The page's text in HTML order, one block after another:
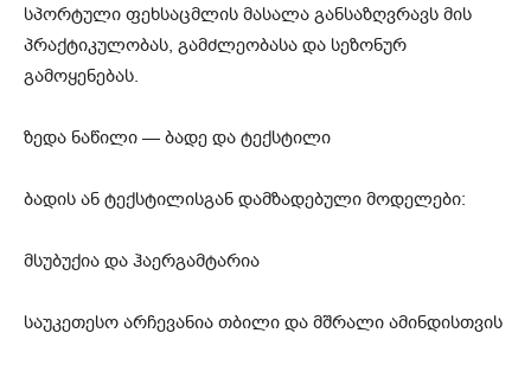
სპორტული ფეხსაცმლის მასალა განსაზღვრავს მის
პრაქტიკულობას, გამძლეობასა და სეზონურ
გამოყენებას.
ზედა ნაწილი — ბადე და ტექსტილი
ბადის ან ტექსტილისგან დამზადებული მოდელები:
მსუბუქია და ჰაერგამტარია
საუკეთესო არჩევანია თბილი და მშრალი ამინდისთვის